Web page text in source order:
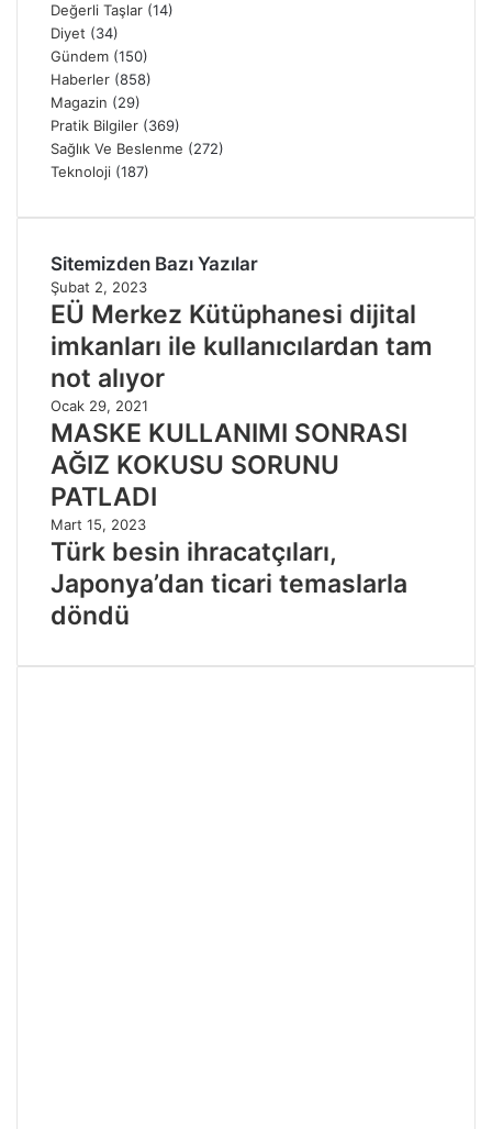
Değerli Taşlar (14)
Diyet (34)
Gündem (150)
Haberler (858)
Magazin (29)
Pratik Bilgiler (369)
Sağlık Ve Beslenme (272)
Teknoloji (187)
Sitemizden Bazı Yazılar
Şubat 2, 2023
EÜ Merkez Kütüphanesi dijital
imkanları ile kullanıcılardan tam
not alıyor
Ocak 29, 2021
MASKE KULLANIMI SONRASI
AĞIZ KOKUSU SORUNU
PATLADI
Mart 15, 2023
Türk besin ihracatçıları,
Japonya’dan ticari temaslarla
döndü